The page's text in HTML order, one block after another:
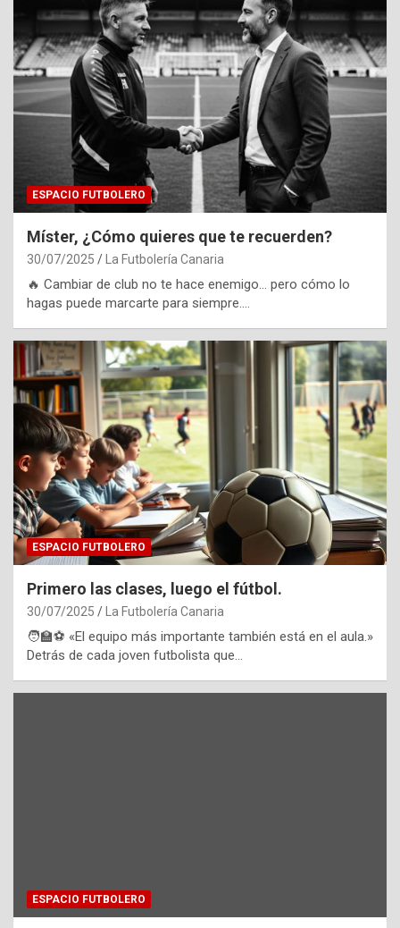
ESPACIO FUTBOLERO
Míster, ¿Cómo quieres que te recuerden?
30/07/2025 La Futbolería Canaria
🔥 Cambiar de club no te hace enemigo… pero cómo lo
hagas puede marcarte para siempre.…
ESPACIO FUTBOLERO
Primero las clases, luego el fútbol.
30/07/2025 La Futbolería Canaria
🧑‍🏫⚽️ «El equipo más importante también está en el aula.»
Detrás de cada joven futbolista que…
ESPACIO FUTBOLERO